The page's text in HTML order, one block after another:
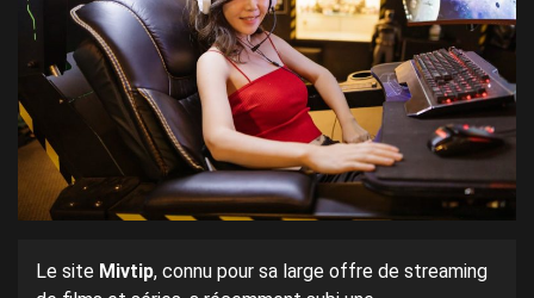
Le site Mivtip, connu pour sa large offre de streaming